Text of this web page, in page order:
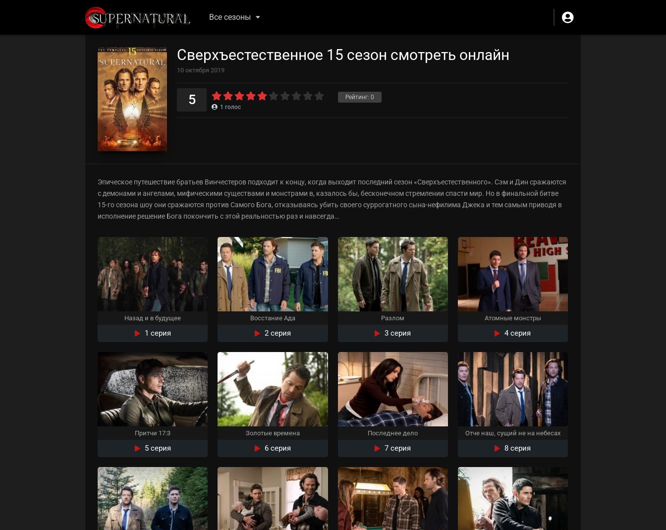
Все сезоны
Сверхъестественное 15 сезон смотреть онлайн
10 октября 2019
Рейтинг: 0
5 1 голос
Эпическое путешествие братьев Винчестеров подходит к концу, когда выходит последний сезон «Сверхъестественного». Сэм и Дин сражаются
с демонами и ангелами, мифическими существами и монстрами в, казалось бы, бесконечном стремлении спасти мир. Но в финальной битве
15-го сезона шоу они сражаются против Самого Бога, отказываясь убить своего суррогатного сына-нефилима Джека и тем самым приводя в
исполнение решение Бога покончить с этой реальностью раз и навсегда…
Назад и в будущее
1 серия
Восстание Ада
2 серия
Разлом
3 серия
Атомные монстры
4 серия
Притчи 17:3
5 серия
Золотые времена
6 серия
Последнее дело
7 серия
Отче наш, сущий не на небесах
8 серия